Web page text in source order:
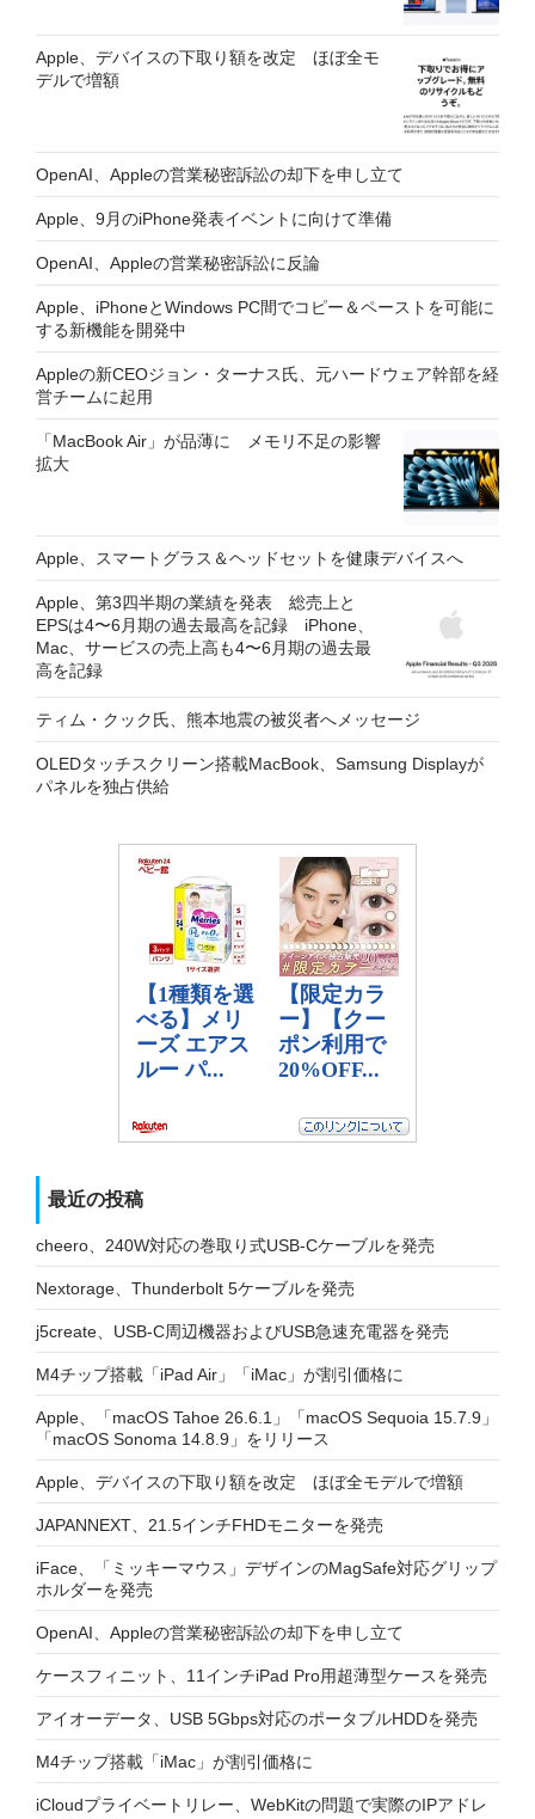
Apple、デバイスの下取り額を改定 ほぼ全モ
デルで増額
OpenAI、Appleの営業秘密訴訟の却下を申し立て
Apple、9月のiPhone発表イベントに向けて準備
OpenAI、Appleの営業秘密訴訟に反論
Apple、iPhoneとWindows PC間でコピー＆ペーストを可能に
する新機能を開発中
Appleの新CEOジョン・ターナス氏、元ハードウェア幹部を経
営チームに起用
「MacBook Air」が品薄に メモリ不足の影響
拡大
Apple、スマートグラス＆ヘッドセットを健康デバイスへ
Apple、第3四半期の業績を発表 総売上と
EPSは4〜6月期の過去最高を記録 iPhone、
Mac、サービスの売上高も4〜6月期の過去最
高を記録
ティム・クック氏、熊本地震の被災者へメッセージ
OLEDタッチスクリーン搭載MacBook、Samsung Displayが
パネルを独占供給
最近の投稿
cheero、240W対応の巻取り式USB-Cケーブルを発売
Nextorage、Thunderbolt 5ケーブルを発売
j5create、USB-C周辺機器およびUSB急速充電器を発売
M4チップ搭載「iPad Air」「iMac」が割引価格に
Apple、「macOS Tahoe 26.6.1」「macOS Sequoia 15.7.9」
「macOS Sonoma 14.8.9」をリリース
Apple、デバイスの下取り額を改定 ほぼ全モデルで増額
JAPANNEXT、21.5インチFHDモニターを発売
iFace、「ミッキーマウス」デザインのMagSafe対応グリップ
ホルダーを発売
OpenAI、Appleの営業秘密訴訟の却下を申し立て
ケースフィニット、11インチiPad Pro用超薄型ケースを発売
アイオーデータ、USB 5Gbps対応のポータブルHDDを発売
M4チップ搭載「iMac」が割引価格に
iCloudプライベートリレー、WebKitの問題で実際のIPアドレ